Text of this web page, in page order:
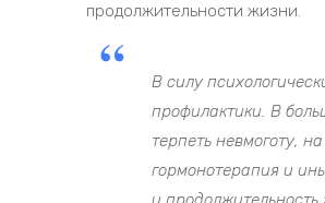
продолжительности жизни.
В силу
профилактики. В
терпеть невмоготу,
гормонотерапия и